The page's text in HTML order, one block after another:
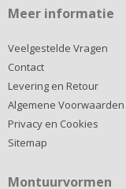
Meer informatie
Veelgestelde Vragen
Contact
Levering en Retour
Algemene Voorwaarden
Privacy en Cookies
Sitemap
Montuurvormen